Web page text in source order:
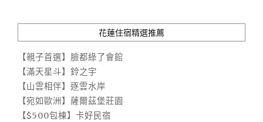
花蓮住宿精選推薦
【親子首選】臉都綠了會館
【滿天星斗】鈴之宇
【山雲相伴】逐雲水岸
【宛如歐洲】薩爾茲堡莊園
【$500包棟】卡好民宿